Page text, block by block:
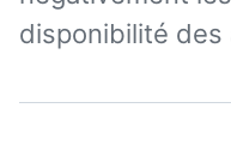
disponibilité des